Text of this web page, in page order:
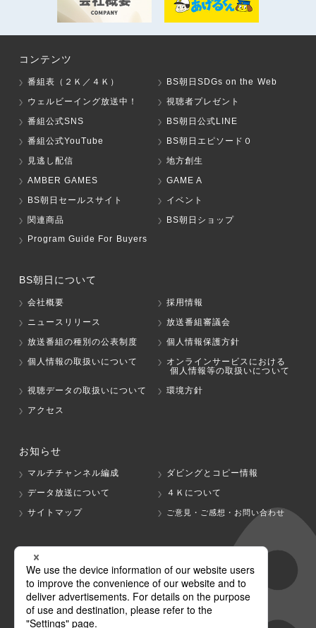
コンテンツ
番組表（２Ｋ／４Ｋ）
BS朝日SDGs on the Web
ウェルビーイング放送中！
視聴者プレゼント
番組公式SNS
BS朝日公式LINE
番組公式YouTube
BS朝日エピソード０
見逃し配信
地方創生
AMBER GAMES
GAME A
BS朝日セールスサイト
イベント
関連商品
BS朝日ショップ
Program Guide For Buyers
BS朝日について
会社概要
採用情報
ニュースリリース
放送番組審議会
放送番組の種別の公表制度
個人情報保護方針
個人情報の取扱いについて
オンラインサービスにおける
個人情報等の取扱いについて
視聴データの取扱いについて
環境方針
アクセス
お知らせ
マルチチャンネル編成
ダビングとコピー情報
データ放送について
４Ｋについて
サイトマップ
ご意見・ご感想・お問い合わせ
グループ会社
テレビ朝日 テレ朝チャンネル